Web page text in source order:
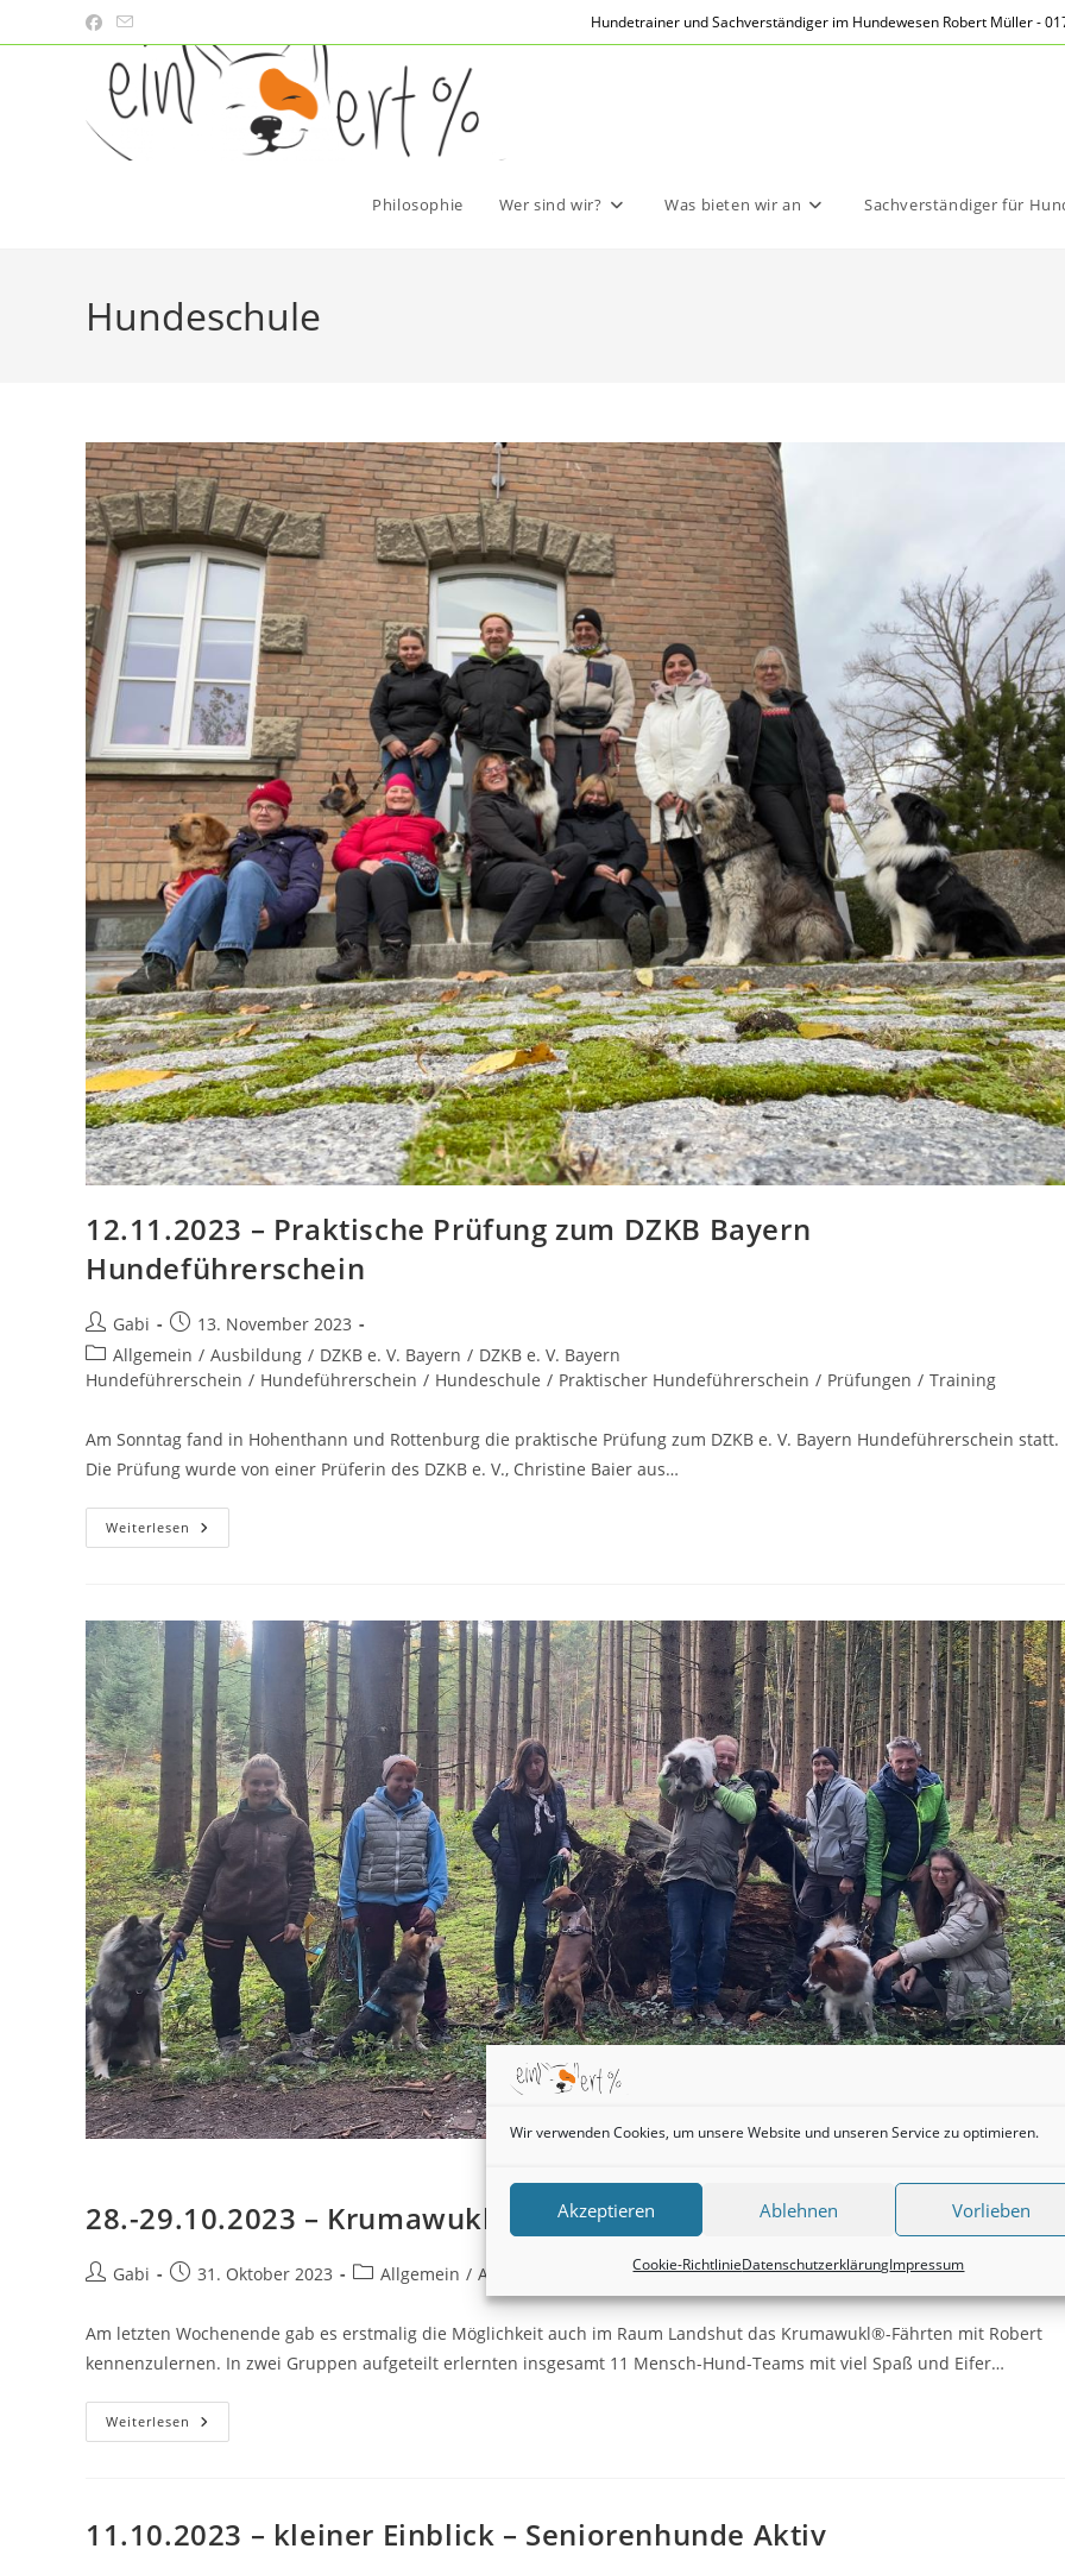
Wir verwenden Cookies, um unsere Website und unseren Service zu optimieren.
Akzeptieren Ablehnen Vorlieben
Cookie-RichtlinieDatenschutzerklärungImpressum
Inhalt
Hundetrainer und Sachverständiger im Hundewesen Robert Müller -
Philosophie Wer sind wir? Was bieten wir an Sachverständiger für
Hundeschule
12.11.2023 – Praktische Prüfung zum DZKB Bayern
Hundeführerschein
Beitrags-
Autor:
Gabi
Beitrag
veröffentlicht:
13. November 2023
Beitrags-
Kategorie:
Allgemein / Ausbildung / DZKB e. V. Bayern / DZKB e. V. Bayern
Hundeführerschein / Hundeführerschein / Hundeschule / Praktischer Hundeführerschein / Prüfungen / Training
Am Sonntag fand in Hohenthann und Rottenburg die praktische Prüfung zum DZKB e. V. Bayern Hundeführerschein statt.
Die Prüfung wurde von einer Prüferin des DZKB e. V., Christine Baier aus…
Weiterlesen 12.11.2023
–
Bayern
Hundeführerschein
28.-29.10.2023 – Krumawukl®-Fährten
Beitrags-
Gabi
Beitrag31. Oktober 2023
Beitrags-
Allgemein / Ausbildung Hundeschule / Training
Am letzten Wochenende gab es erstmalig die Möglichkeit auch im Raum Landshut das Krumawukl®-Fährten mit Robert
kennenzulernen. In zwei Gruppen aufgeteilt erlernten insgesamt 11 Mensch-Hund-Teams mit viel Spaß und Eifer…
Weiterlesen 28.-29.10.2023
–
11.10.2023 – kleiner Einblick – Seniorenhunde Aktiv